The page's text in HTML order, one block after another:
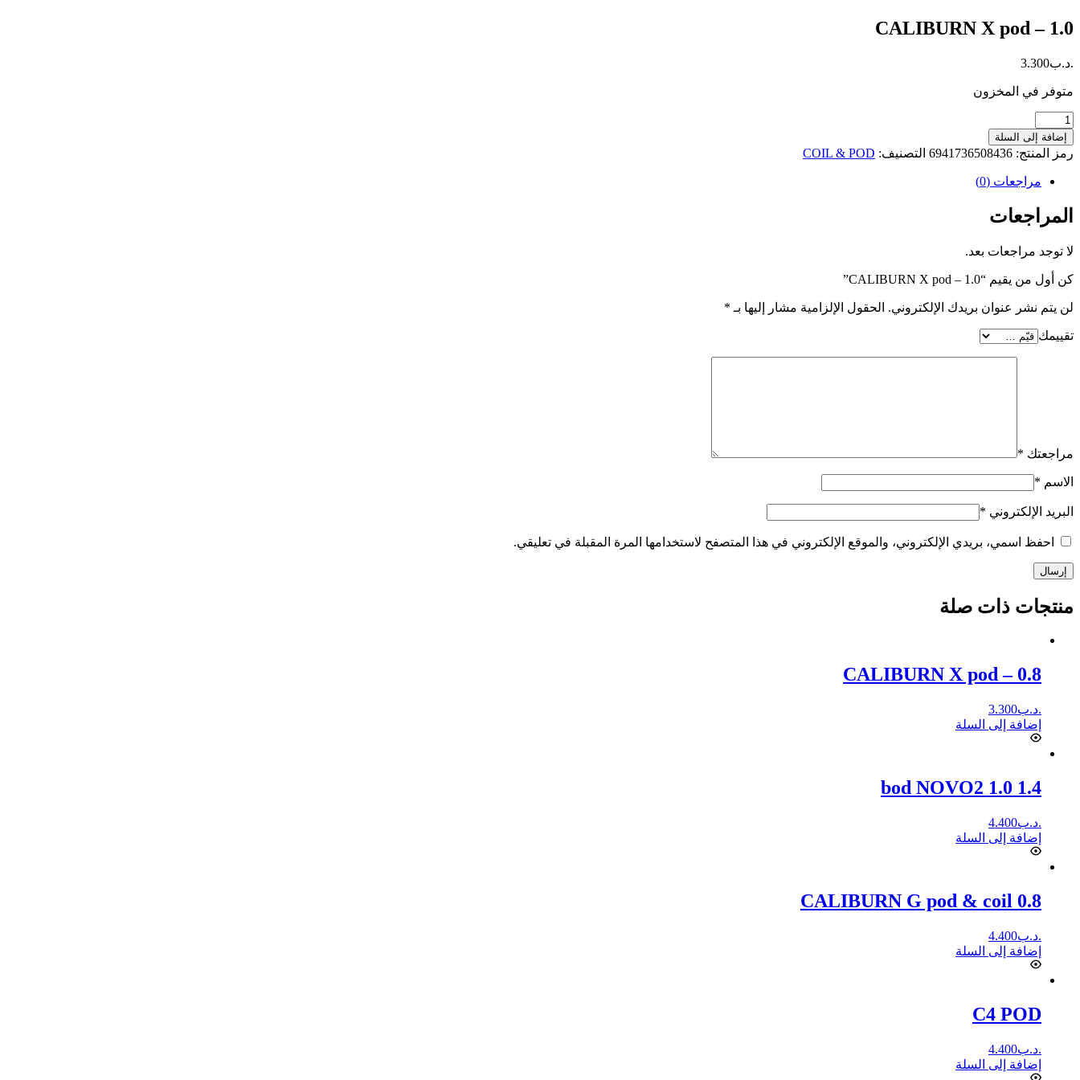
CALIBURN X pod – 1.0
.د.ب3.300
متوفر في المخزون
كمية
CALIBURN
X
pod
إضافة إلى السلة
رمز المنتج: 6941736508436 التصنيف: COIL & POD
مراجعات (0)
المراجعات
لا توجد مراجعات بعد.
كن أول من يقيم “CALIBURN X pod – 1.0”
لن يتم نشر عنوان بريدك الإلكتروني. الحقول الإلزامية مشار إليها بـ *
تقييمك
مراجعتك *
الاسم *
البريد الإلكتروني *
احفظ اسمي، بريدي الإلكتروني، والموقع الإلكتروني في هذا المتصفح لاستخدامها المرة المقبلة في تعليقي.
إرسال
منتجات ذات صلة
CALIBURN X pod – 0.8
.د.ب3.300
إضافة إلى السلة
bod NOVO2 1.0 1.4
.د.ب4.400
إضافة إلى السلة
CALIBURN G pod & coil 0.8
.د.ب4.400
إضافة إلى السلة
C4 POD
.د.ب4.400
إضافة إلى السلة